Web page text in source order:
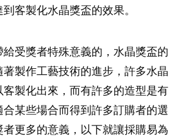
客製化水晶獎盃的效果。
受獎者特殊意義的，水晶獎盃的
製作工藝技術的進步，許多水晶
客製化出來，而有許多的造型是有
某些場合而得到許多訂購者的選
更多的意義，以下就讓採購易為